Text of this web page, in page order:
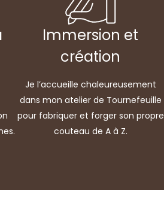
Immersion et
création
Je l’accueille chaleureusement
dans mon atelier de Tournefeuille
pour fabriquer et forger son propre
couteau de A à Z.